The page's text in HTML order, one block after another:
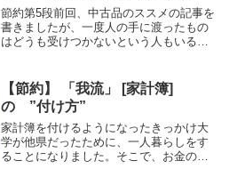
節約第5段前回、中古品のススメの記事を
書きましたが、一度人の手に渡ったもの
はどうも受けつかないという人もいるで
ーティーサードパーティー…第三者とい
うことです。これの代表...
【節約】 「我流」 [家計簿]
の ”付け方”
家計簿を付けるようになったきっかけ大
学が他県だったために、一人暮らしをす
ることになりました。そこで、お金の管